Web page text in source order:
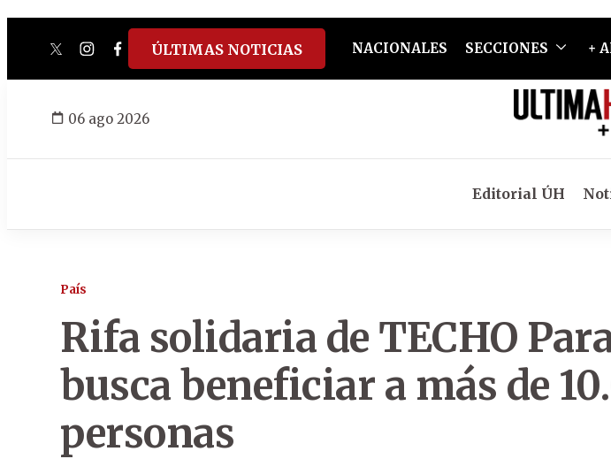
twitterinstagram
facebook
tiktokyoutube
spotify
ÚLTIMAS NOTICIAS NACIONALES SECCIONES +
06 ago 2026
Editorial ÚH
País
Rifa solidaria de TECHO
busca beneficiar a más de
personas